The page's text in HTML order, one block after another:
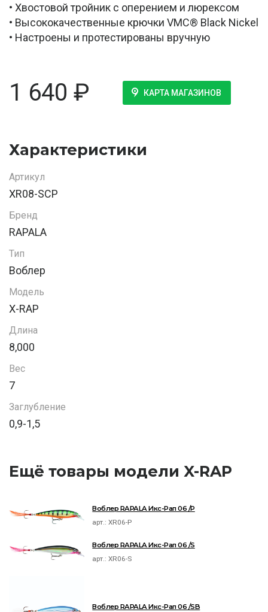
• Хвостовой тройник с оперением и люрексом
• Высококачественные крючки VMC® Black Nickel
• Настроены и протестированы вручную
1 640 ₽ КАРТА МАГАЗИНОВ
Характеристики
Артикул
XR08-SCP
Бренд
RAPALA
Тип
Воблер
Модель
X-RAP
Длина
8,000
Вес
7
Заглубление
0,9-1,5
Ещё товары модели X-RAP
Воблер RAPALA Икс-Рап 06 /P
арт.:XR06-P
Воблер RAPALA Икс-Рап 06 /S
арт.:XR06-S
Воблер RAPALA Икс-Рап 06 /SB